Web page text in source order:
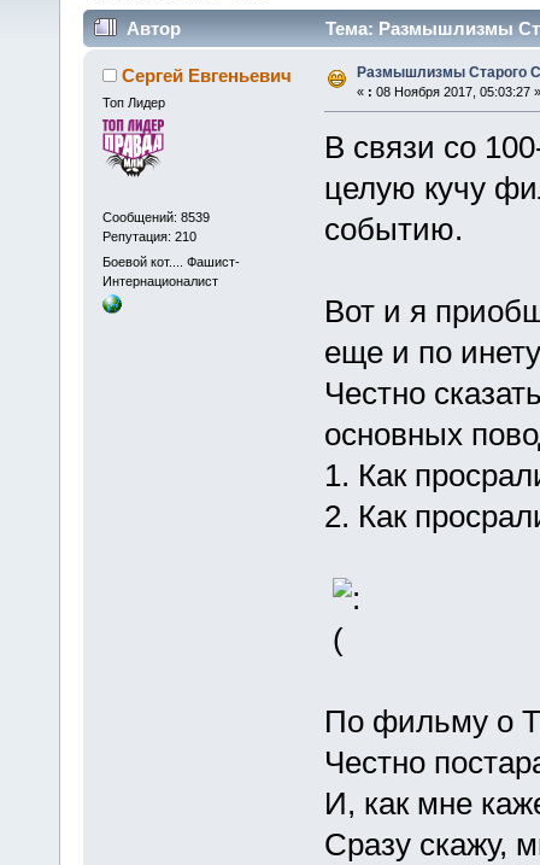
Автор Тема: Размышлизмы
Сергей Евгеньевич
Топ Лидер
Сообщений: 8539
Репутация: 210
Боевой кот.... Фашист-
Интернационалист
Размышлизмы Старого
« : 08 Ноября 2017, 05:03:27 »
В связи со
целую кучу
событию.
Вот и я
еще и по
Честно
основных
1. Как
2. Как
По фильму о
Честно
И, как мне
Сразу скажу,